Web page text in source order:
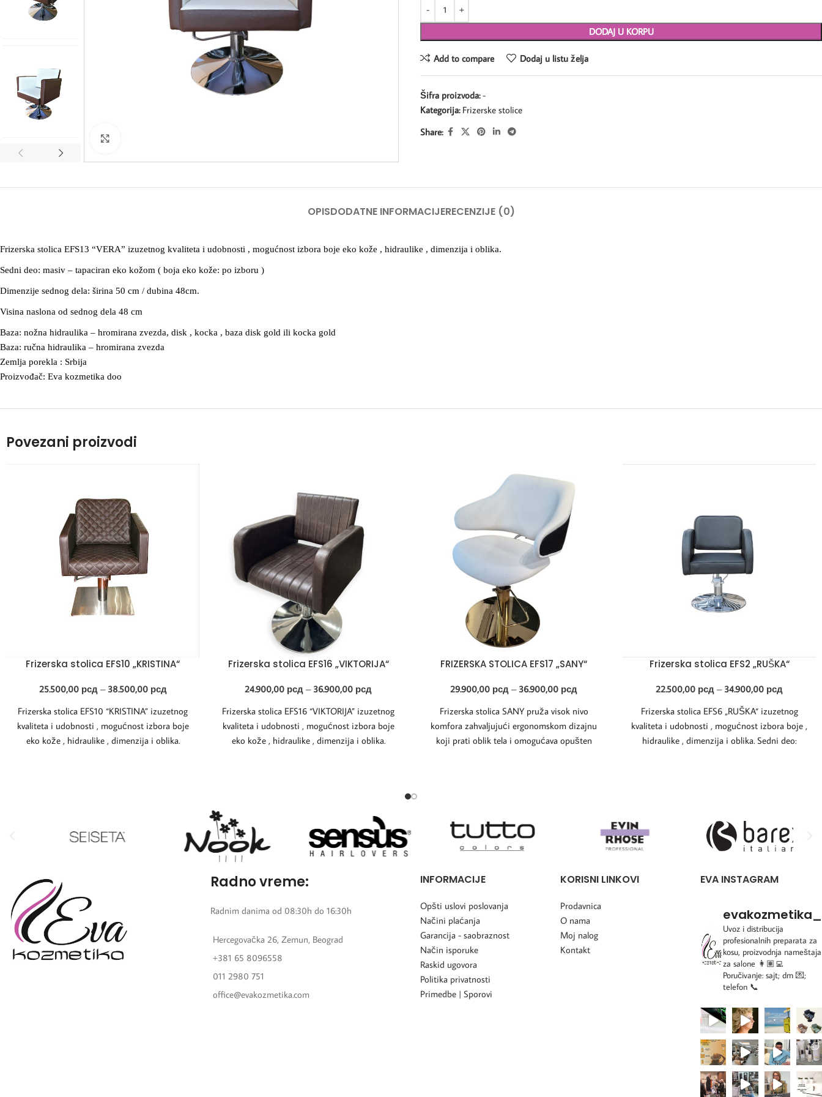
DODAJ U KORPU
Add to compare Dodaj u listu želja
Šifra proizvoda:-
Kategorija: Frizerske stolice
Share:
OPISDODATNE INFORMACIJERECENZIJE (0)
Frizerska stolica EFS13 “VERA” izuzetnog kvaliteta i udobnosti , mogućnost izbora boje eko kože , hidraulike , dimenzija i oblika.
Sedni deo: masiv – tapaciran eko kožom ( boja eko kože: po izboru )
Dimenzije sednog dela: širina 50 cm / dubina 48cm.
Visina naslona od sednog dela 48 cm
Baza: nožna hidraulika – hromirana zvezda, disk , kocka , baza disk gold ili kocka gold
Baza: ručna hidraulika – hromirana zvezda
Zemlja porekla : Srbija
Proizvođač: Eva kozmetika doo
Povezani proizvodi
Frizerska stolica EFS10 „KRISTINA“
25.500,00 рсд – 38.500,00 рсд
Frizerska stolica EFS10 “KRISTINA” izuzetnog
kvaliteta i udobnosti , mogućnost izbora boje
eko kože , hidraulike , dimenzija i oblika.
Frizerska stolica EFS16 „VIKTORIJA“
24.900,00 рсд – 36.900,00 рсд
Frizerska stolica EFS16 “VIKTORIJA” izuzetnog
kvaliteta i udobnosti , mogućnost izbora boje
eko kože , hidraulike , dimenzija i oblika.
FRIZERSKA STOLICA EFS17 „SANY“
29.900,00 рсд – 36.900,00 рсд
Frizerska stolica SANY pruža visok nivo
komfora zahvaljujući ergonomskom dizajnu
koji prati oblik tela i omogućava opušten
Frizerska stolica EFS2 „RUŠKA“
22.500,00 рсд – 34.900,00 рсд
Frizerska stolica EFS6 „RUŠKA“ izuzetnog
kvaliteta i udobnosti , mogućnost izbora boje ,
hidraulike , dimenzija i oblika. Sedni deo:
Radno vreme:
Radnim danima od 08:30h do 16:30h
Hercegovačka 26, Zemun, Beograd
+381 65 8096558
011 2980 751
office@evakozmetika.com
INFORMACIJE
Opšti uslovi poslovanja
Načini plaćanja
Garancija - saobraznost
Način isporuke
Raskid ugovora
Politika privatnosti
Primedbe | Sporovi
KORISNI LINKOVI
Prodavnica
O nama
Moj nalog
Kontakt
EVA INSTAGRAM
evakozmetika_
Uvoz i distribucija
profesionalnih preparata za
kosu, proizvodnja nameštaja
za salone 👩🏽‍💻
Poručivanje: sajt; dm 💌;
telefon 📞